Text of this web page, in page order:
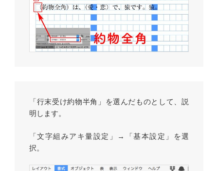
「行末受け約物半角」を選んだものとして、説
明します。
「文字組みアキ量設定」→「基本設定」を選
択。